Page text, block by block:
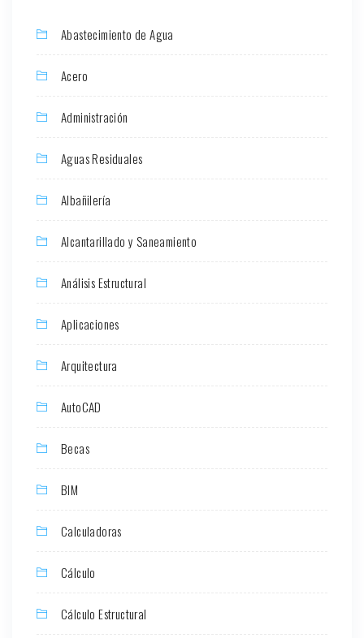
Abastecimiento de Agua
Acero
Administración
Aguas Residuales
Albañilería
Alcantarillado y Saneamiento
Análisis Estructural
Aplicaciones
Arquitectura
AutoCAD
Becas
BIM
Calculadoras
Cálculo
Cálculo Estructural